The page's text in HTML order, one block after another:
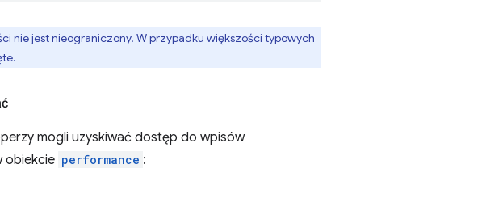
nie jest nieograniczony. W przypadku większości typowych
mogli uzyskiwać dostęp do wpisów
obiekcie performance :